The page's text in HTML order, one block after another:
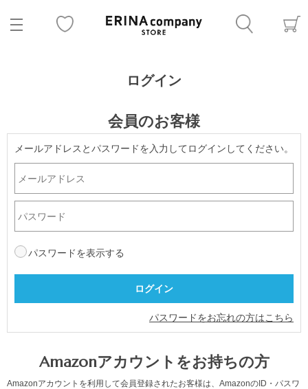
ログイン
会員のお客様
メールアドレスとパスワードを入力してログインしてください。
パスワードを表示する
パスワードをお忘れの方はこちら
Amazonアカウントをお持ちの方
Amazonアカウントを利用して会員登録されたお客様は、AmazonのID・パスワ